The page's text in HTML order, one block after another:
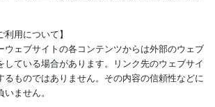
利用について】
ウェブサイトの各コンテンツからは外部のウェブ
している場合があります。リンク先のウェブサイ
るものではありません。その内容の信頼性などに
ません。